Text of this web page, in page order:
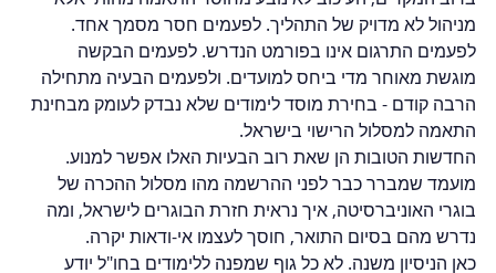
מניהול לא מדויק של התהליך. לפעמים חסר מסמך אחד.
לפעמים התרגום אינו בפורמט הנדרש. לפעמים הבקשה
מוגשת מאוחר מדי ביחס למועדים. ולפעמים הבעיה מתחילה
הרבה קודם - בחירת מוסד לימודים שלא נבדק לעומק מבחינת
התאמה למסלול הרישוי בישראל.
החדשות הטובות הן שאת רוב הבעיות האלו אפשר למנוע.
מועמד שמברר כבר לפני ההרשמה מהו מסלול ההכרה של
בוגרי האוניברסיטה, איך נראית חזרת הבוגרים לישראל, ומה
נדרש מהם בסיום התואר, חוסך לעצמו אי-ודאות יקרה.
כאן הניסיון משנה. לא כל גוף שמפנה ללימודים בחו"ל יודע